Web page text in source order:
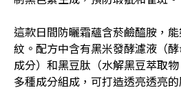
這款日間防曬霜蘊含菸鹼醯胺，
紋。配方中含有黑米發酵濾液（
成分）和黑豆肽（水解黑豆萃取
多種成分組成，可打造透亮透亮的